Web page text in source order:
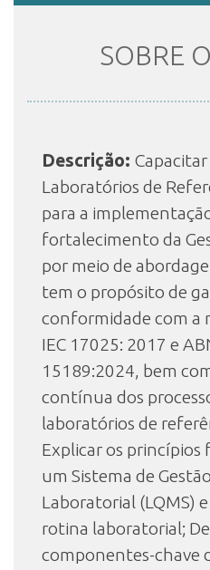
INSCRIÇÃO E SELEÇÃO
CONTATO
SOBRE
Descrição:
Laboratórios de
para a
fortalecimento da
por meio de
tem o propósito de
conformidade com a
IEC 17025: 2017 e
15189:2024, bem
contínua dos
laboratórios de
Explicar os
um Sistema de
Laboratorial (LQMS)
rotina laboratorial;
componentes-chave